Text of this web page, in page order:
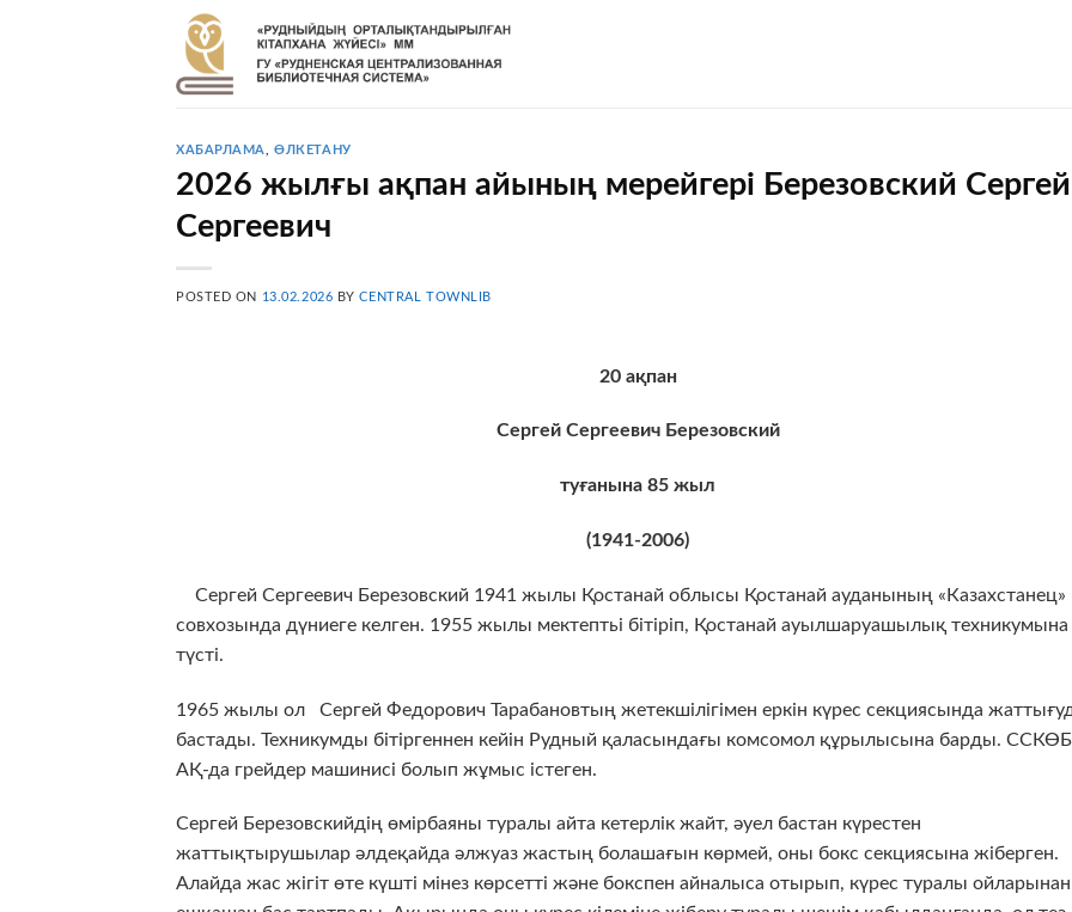
ХАБАРЛАМА ,ӨЛКЕТАНУ
2026 жылғы ақпан айының мерейгері Березовский Сергей
Сергеевич
POSTED ON 13.02.2026 BYCENTRAL TOWNLIB
20 ақпан
Сергей Сергеевич Березовский
туғанына 85жыл
(1941-2006)
Сергей Сергеевич Березовский 1941 жылы Қостанай облысы Қостанай ауданының «Казахстанец»
совхозында дүниеге келген. 1955 жылы мектептьі бітіріп, Қостанай ауылшаруашылық техникумына
түсті.
1965 жылы ол Сергей Федорович Тарабановтың жетекшілігімен еркін күрес секциясында
бастады. Техникумды бітіргеннен кейін Рудный қаласындағы комсомол құрылысына барды. ССКӨБ
АҚ-да грейдер машинисі болып жұмыс істеген.
Сергей Березовскийдің өмірбаяны туралы айта кетерлік жайт, әуел бастан күрестен
жаттықтырушылар әлдеқайда әлжуаз жастың болашағын көрмей, оны бокс секциясына жіберген.
Алайда жас жігіт өте күшті мінез көрсетті және бокспен айналыса отырып, күрес туралы ойларынан